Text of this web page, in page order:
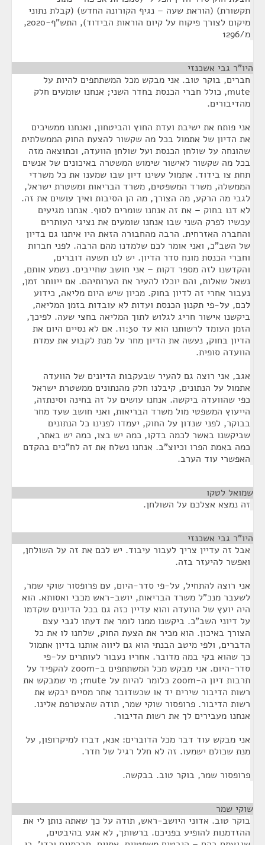
תקשורת) (הוראת שעה – נגיף הקורונה החדש) (קבלת נתוני
מיקום לצורך פיקוח על קיום הוראות הבידוד), התש"ף-2020,
מ/1296
היו"ר גבי אשכנזי
חברים, בוקר טוב. אני מבקש מכל המשתתפים להיות על
mute, כולל חברי הכנסת בחדר השני; אנחנו שומעים חלק
מהדיבורים.
אני פותח את ישיבת ועדת החוץ והביטחון, ואנחנו ממשיכים
את הדיון של אתמול בכל מה שקשור להצעת החוק הממשלתית
שהונחה על שולחן הכנסת ועל שולחן הוועדה, וכתוצאה מזה
בכל מה שקשור לאישור שימוש המשטרה באיכונים של אנשים
תחת צו בידוד. אתמול עשינו דיון שבו שמענו את כל משרדי
הממשלה, משרד המשפטים, משרד הבריאות ומשטרת ישראל,
לגבי מה הרקע, מה הצורך, מה הן הסיבות ואיך עושים את זה.
לא דנו בחוק – את זה אנחנו שומרים לסוף. אנחנו מגיעים
עכשיו לפרק השני שבו אנחנו שומעים את נציגי העותרים
והחברה האזרחית. הרבה מהחבורה הזאת היו איתנו גם בדיון
של השב"כ, ואני אומר לכם שלמדנו מהם הרבה. לפני חברות
וחברי הכנסת מונח סדר הדיון. יש לנו תשעה דוברים,
והקדשנו לזה מספר דקות – אני חושב שחייבים. נשמע אותם,
נשאל שאלות, והם יוכלו להעיר את הערותיהם. אם ייוותר זמן,
נעבור אחרי זה לדיון בחוק. מכיון שיש היום מליאה, כידוע
לכם, על-פי תקנון הכנסת ועדות לא עובדות בזמן המליאה,
ביקשנו אישור חריג לגלוש לתוך המליאה בחצי שעה. לפיכך,
הזמן העומד לרשותנו הוא עד 11:30. אם לא נסיים היום את
הדיון בחוק, נעשה את הדיון מחר על מנת לקבוע את עמדת
הוועדה סופית.
אגב, אני רוצה גם להעיר שבעקבות הדיונים של הוועדה
אתמול על הנתונים, קיבלנו חלק מהנתונים ממשטרת ישראל
כפי שהוועדה ביקשה. אנחנו עושים על זה בחינה וסינתזה,
הייעוץ המשפטי מול משרד הבריאות, ואני חושב שעד מחר
בבוקר, לפני שנדון על החוק, יעמדו לפנינו כל הנתונים
שביקשנו באשר לכמה בדקו, כמה יש בצו, כמה יש באתר,
כמה באמת הפרו וכיוצ"ב. אנחנו נשלח את זה לח"כים בהקדם
האפשרי עוד הערב.
שמואל לטקו
זה נמצא אצלכם על השולחן.
היו"ר גבי אשכנזי
אבל זה עדיין צריך לעבור עיבוד. יש לכם את זה על השולחן,
ואפשר להיעזר בזה.
אני רוצה להתחיל, על-פי סדר-היום, עם פרופסור שוקי שמר,
לשעבר מנכ"ל משרד הבריאות, יושב-ראש מכבי ואסותא. הוא
היה יועץ של הוועדה והוא עדיין כזה גם בכל הדיונים שקדמו
על דיוני השב"כ. ביקשנו ממנו לומר את דעתו לגבי עצם
הצורך באיכון. הוא מכיר את הצעת החוק, שלחנו לו את כל
הדברים, ולפי מיטב הבנתי הוא גם ליווה אותנו בדיון אתמול
כך שהוא בקי במה מדובר. אחריו נעבור לעותרים על-פי
סדר-היום. אני מבקש מכל המשתתפים ב-zoom להקפיד על
תרבות דיון ה-zoom כלומר להיות על mute; מי שמבקש את
רשות הדיבור שירים יד או שכשדובר אחר מסיים יבקש את
רשות הדיבור. פרופסור שוקי שמר, תודה שהצטרפת אלינו.
אנחנו מעבירים לך את רשות הדיבור.
אני מבקש עוד דבר מכל הדוברים: אנא, דברו למיקרופון, על
מנת שכולם ישמעו. זה לא חלל רגיל של חדר.
פרופסור שמר, בוקר טוב. בבקשה.
שוקי שמר
בוקר טוב. אדוני היושב-ראש, תודה על כך שאתה נותן לי את
ההזדמנות להופיע בפניכם. ברשותך, לא אגע בהיבטים,